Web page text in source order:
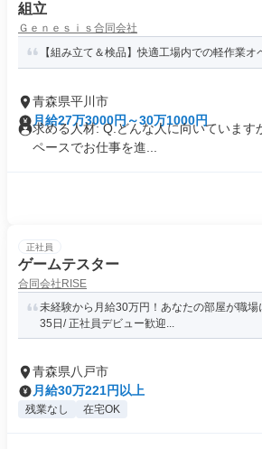
組立
Ｇｅｎｅｓｉｓ合同会社
【組み立て＆検品】快適工場内での軽作業オ
青森県平川市
月給27万3000円～30万1000円
求める人材: Q.どんな人に向いています
ペースでお仕事を進...
正社員
ゲームテスター
合同会社RISE
未経験から月給30万円！あなたの部屋が職場
35日/ 正社員デビュー歓迎...
青森県八戸市
月給30万221円以上
残業なし 在宅OK